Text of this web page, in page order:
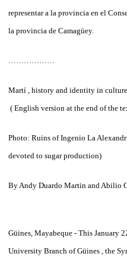
representar a la provincia en el
la provincia de Camagüey.
Martí , history and identity in
( English version at the end of the
Photo: Ruins of Ingenio La
devoted to sugar production)
By Andy Duardo Martin and Abilio
Güines, Mayabeque - This January
University Branch of Güines , the